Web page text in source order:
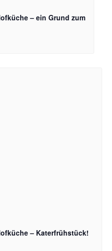
– ein Grund zum
– Katerfrühstück!